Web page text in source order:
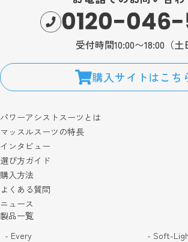
0120-
受付時間10:00〜18:00（土
購入サイトはこち
パワーアシストスーツとは
マッスルスーツの特長
インタビュー
選び方ガイド
購入方法
よくある質問
ニュース
製品一覧
- Every
- Soft-